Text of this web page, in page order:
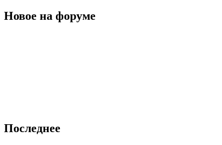
Новое на форуме
Последнее